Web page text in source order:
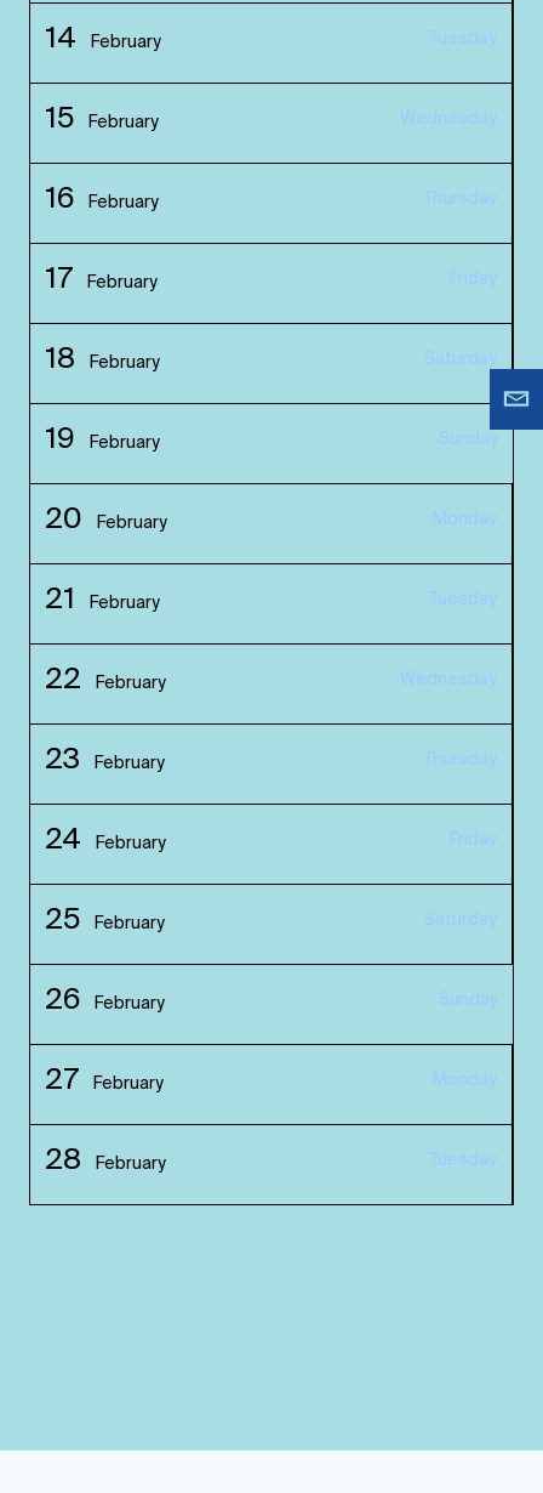
14 February Tuesday
15 February Wednesday
16 February Thursday
17 February Friday
18 February Saturday
19 February Sunday
20 February Monday
21 February Tuesday
22 February Wednesday
23 February Thursday
24 February Friday
25 February Saturday
26 February Sunday
27 February Monday
28 February Tuesday